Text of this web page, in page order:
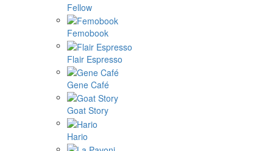
Fellow
Femobook
Flair Espresso
Gene Café
Goat Story
Hario